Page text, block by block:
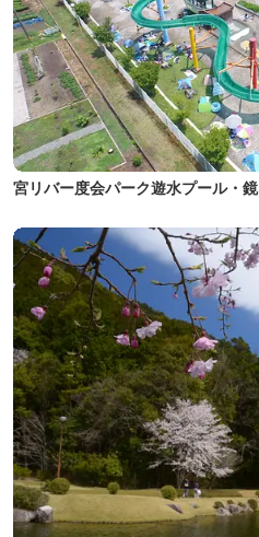
宮リバー度会パーク遊水プール・鏡